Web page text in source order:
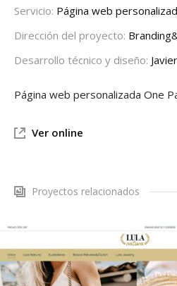
Servicio: Página web
Dirección del proyecto:
Desarrollo técnico y diseño:
Página web personalizada One
Ver online
Proyectos relacionados